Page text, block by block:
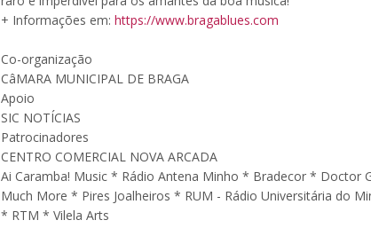
+ Informações em: https://www.bragablues.com
Co-organização
CâMARA MUNICIPAL DE BRAGA
Apoio
SIC NOTÍCIAS
Patrocinadores
CENTRO COMERCIAL NOVA ARCADA
Ai Caramba! Music * Rádio Antena Minho * Bradecor * Doctor
Much More * Pires Joalheiros * RUM - Rádio Universitária do
* RTM * Vilela Arts